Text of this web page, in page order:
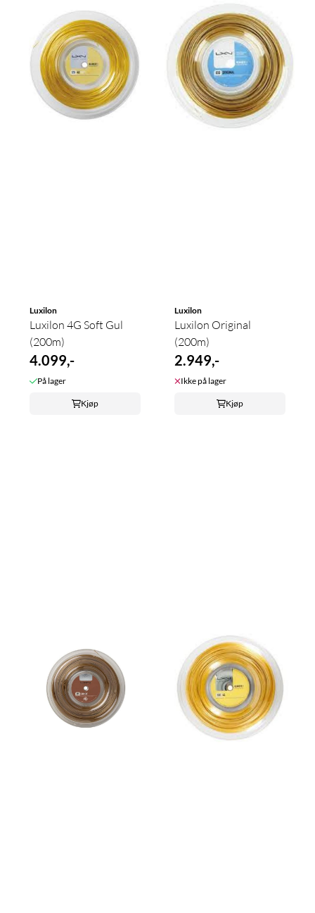
Luxilon
Luxilon 4G Soft Gul
(200m)
4.099,-
På lager
Kjøp
Luxilon
Luxilon Original
(200m)
2.949,-
Ikke på lager
Kjøp